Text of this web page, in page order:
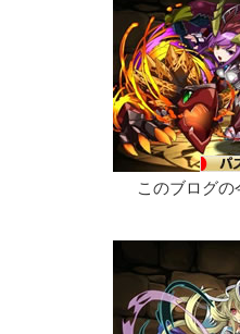
このブログの